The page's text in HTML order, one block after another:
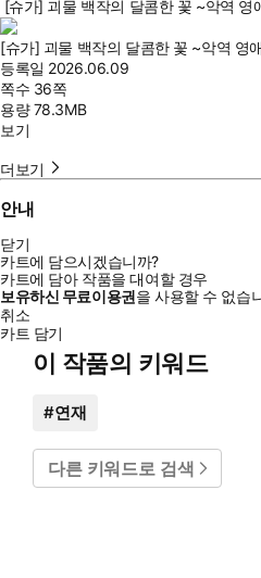
[슈가] 괴물 백작의 달콤한 꽃 ~악역 영
[슈가] 괴물 백작의 달콤한 꽃 ~악역 영
등록일 2026.06.09
쪽수 36쪽
용량78.3MB
보기
더보기
안내
닫기
카트에 담으시겠습니까?
카트에 담아 작품을 대여할 경우
보유하신 무료이용권을 사용할 수 없습
취소
카트 담기
이 작품의 키워드
#연재
다른 키워드로 검색